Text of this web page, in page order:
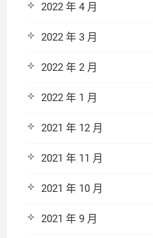
2022 年 4 月
2022 年 3 月
2022 年 2 月
2022 年 1 月
2021 年 12 月
2021 年 11 月
2021 年 10 月
2021 年 9 月